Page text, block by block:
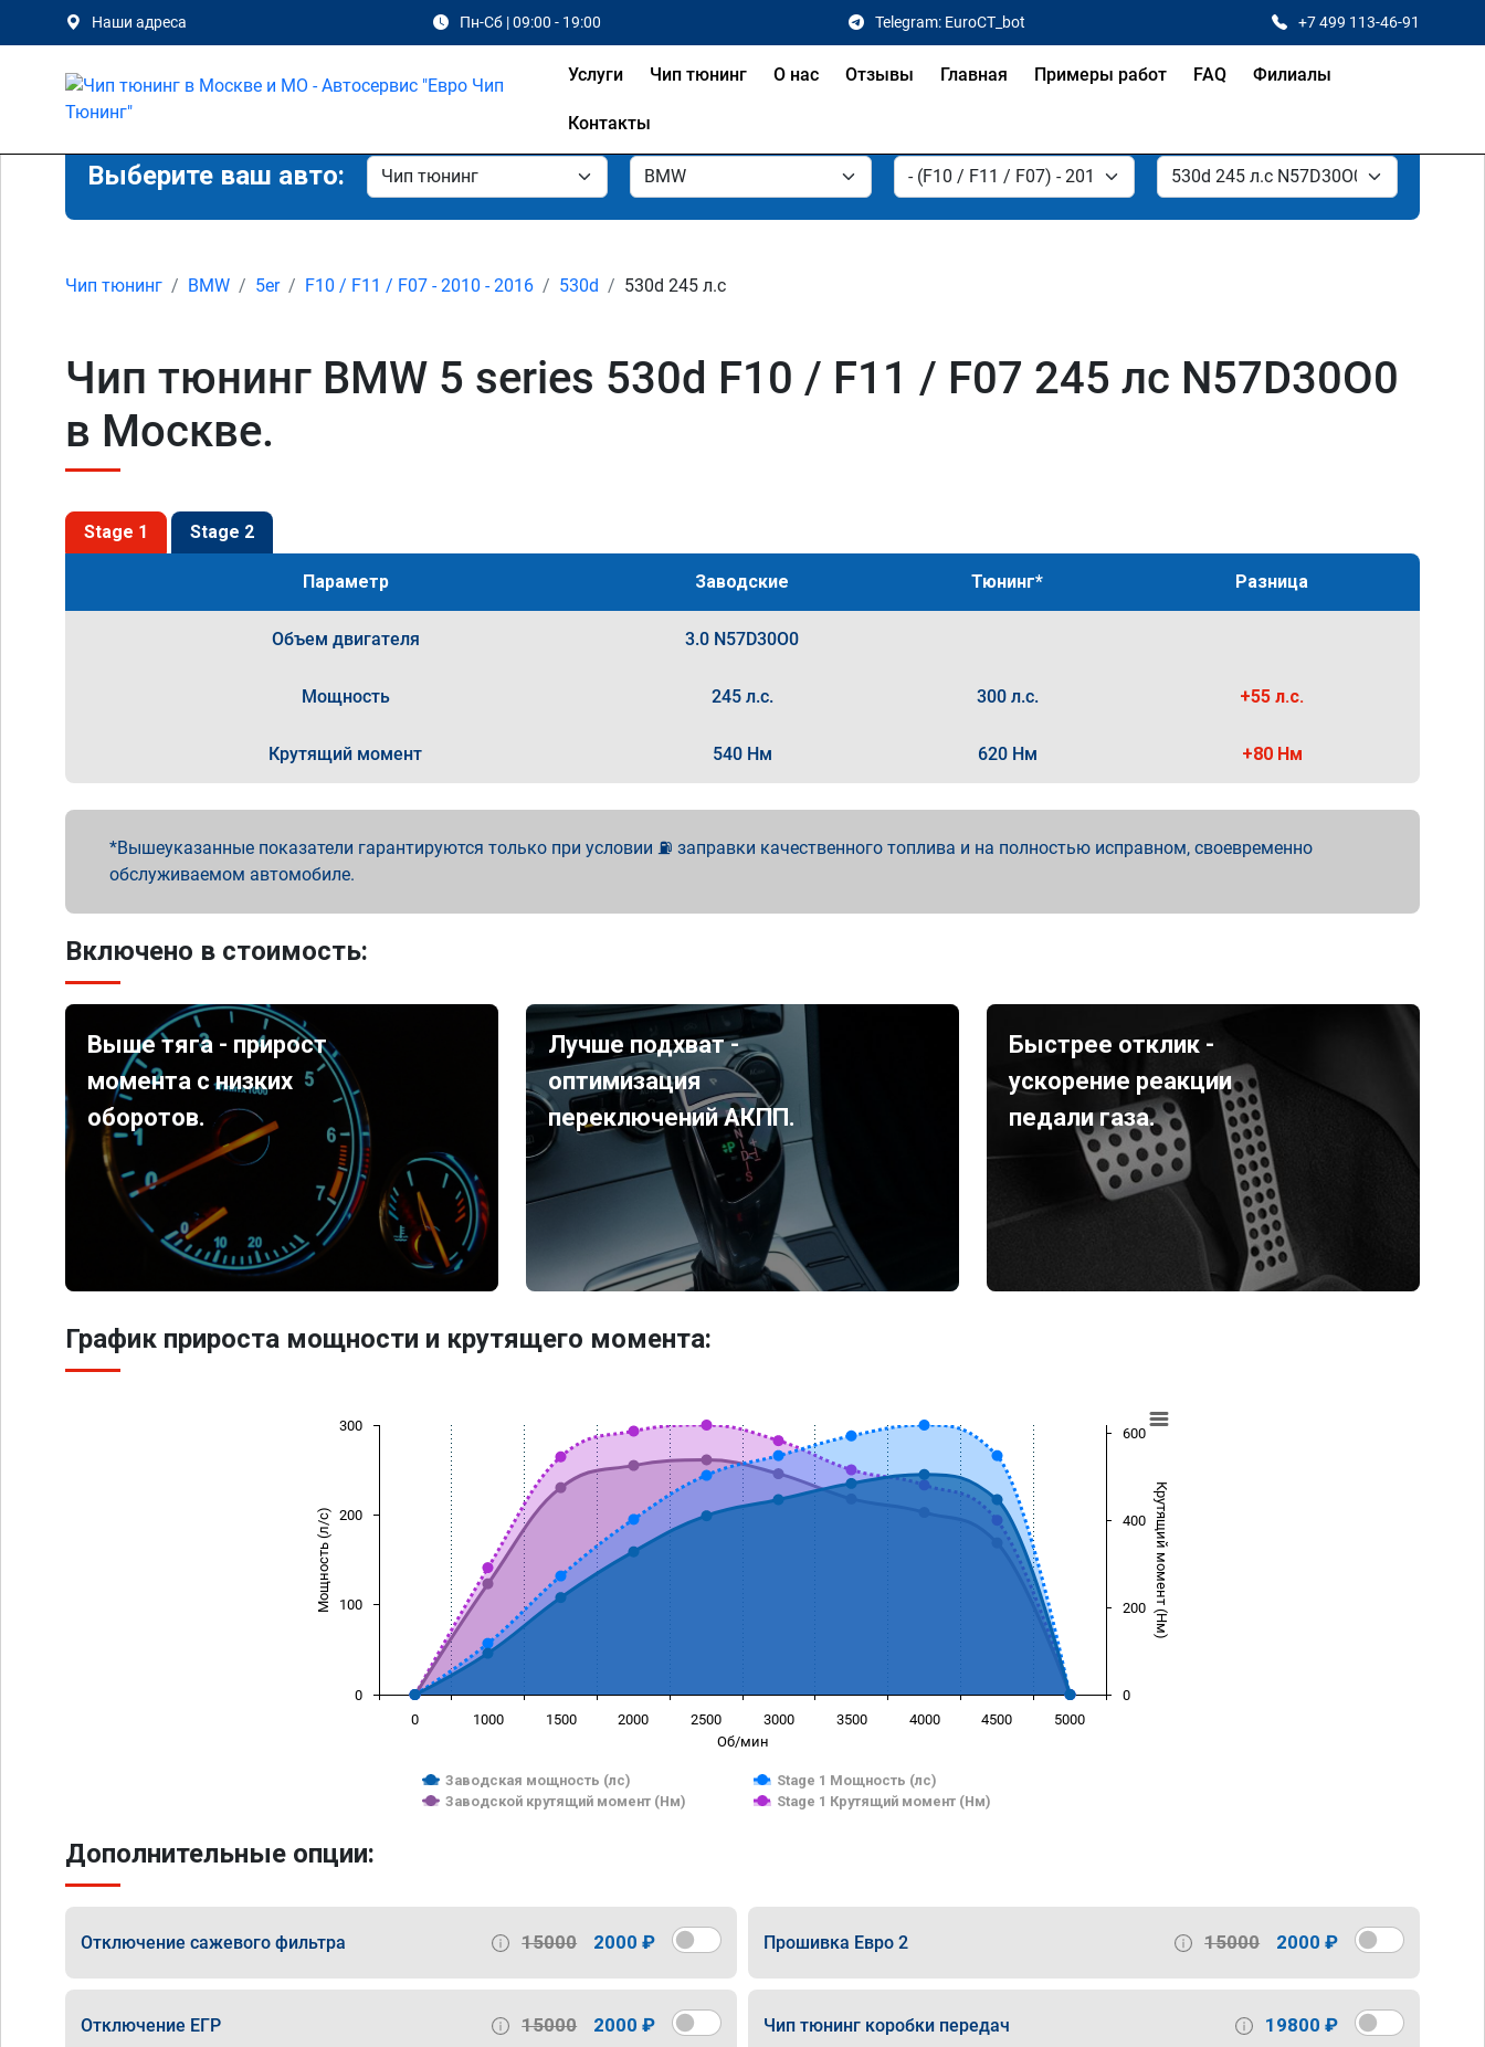
Наши адреса Пн-Сб | 09:00 - 19:00 Telegram: EuroCT_bot +7 499 113-46-91
Услуги Чип тюнинг О нас Отзывы Главная Примеры работ FAQ Филиалы
Контакты
Выберите ваш авто:
Чип тюнинг BMW 5er F10 / F11 / F07 - 2010 - 2016 530d 530d 245 л.с
Чип тюнинг BMW 5 series 530d F10 / F11 / F07 245 лс N57D30O0
в Москве.
Stage 1 Stage 2
Параметр Заводские Тюнинг* Разница
Объем двигателя 3.0 N57D30O0
Мощность 245 л.с. 300 л.с. +55 л.с.
Крутящий момент 540 Нм 620 Нм +80 Нм
Вышеуказанные показатели гарантируются только при условии ⛽ заправки качественного топлива и на полностью исправном, своевременно
обслуживаемом автомобиле.
Включено в стоимость:
Выше тяга - прирост
момента с низких
оборотов.
Лучше подхват -
оптимизация
переключений АКПП.
Быстрее отклик -
ускорение реакции
педали газа.
График прироста мощности и крутящего момента:
Об/мин
Мощность (л/с) Крутящий момент (Нм)
Заводская мощность (лс)
Stage 1 Мощность (лс)
Заводской крутящий момент (Нм)
Stage 1 Крутящий момент (Нм)
0 1000 1500 2000 2500 3000 3500 4000 4500 5000
0
100
200
300
0
200
400
600
Дополнительные опции:
Отключение сажевого фильтра 15000 2000 ₽ Прошивка Евро 2 15000 2000 ₽
Отключение ЕГР 15000 2000 ₽ Чип тюнинг коробки передач 19800 ₽